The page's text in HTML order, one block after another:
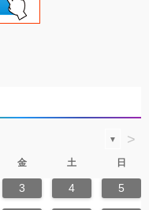
▼ >
金 土 日
3 4 5